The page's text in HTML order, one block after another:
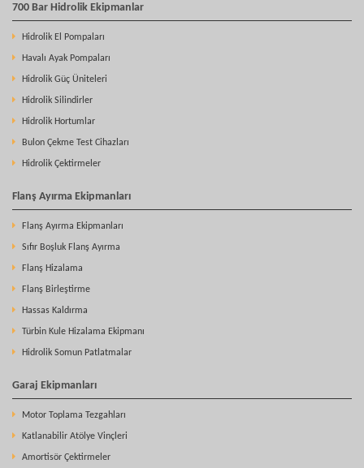
700 Bar Hidrolik Ekipmanlar
Hidrolik El Pompaları
Havalı Ayak Pompaları
Hidrolik Güç Üniteleri
Hidrolik Silindirler
Hidrolik Hortumlar
Bulon Çekme Test Cihazları
Hidrolik Çektirmeler
Flanş Ayırma Ekipmanları
Flanş Ayırma Ekipmanları
Sıfır Boşluk Flanş Ayırma
Flanş Hizalama
Flanş Birleştirme
Hassas Kaldırma
Türbin Kule Hizalama Ekipmanı
Hidrolik Somun Patlatmalar
Garaj Ekipmanları
Motor Toplama Tezgahları
Katlanabilir Atölye Vinçleri
Amortisör Çektirmeler